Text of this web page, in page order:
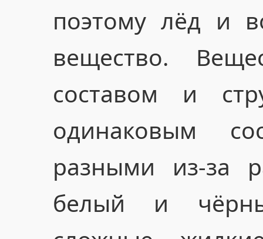
поэтому лёд и
вещество.
составом и
одинаковым
разными из-за
белый и